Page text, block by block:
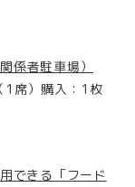
係者駐車場）
席）購入：1枚
できる「フード